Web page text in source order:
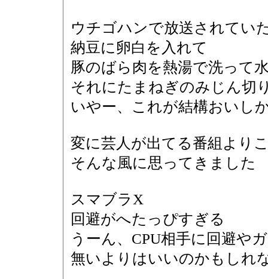
ウチゴハンで放送されてい
納豆に卵白を入れて
豚のばら肉を熱湯で洗って
それにたまねぎのみじん切
いやー、これが結構おいし
変に芸人が出てる番組より
そんな風に思ってきました
スマブラX
回避がへたっぴすぎる
うーん、CPU相手に回避や
無いよりはいいのかもしれ